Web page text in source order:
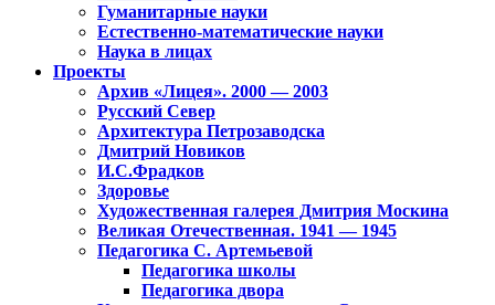
Гуманитарные науки
Естественно-математические науки
Наука в лицах
Проекты
Архив «Лицея». 2000 — 2003
Русский Север
Архитектура Петрозаводска
Дмитрий Новиков
И.С.Фрадков
Здоровье
Художественная галерея Дмитрия Москина
Великая Отечественная. 1941 — 1945
Педагогика С. Артемьевой
Педагогика школы
Педагогика двора